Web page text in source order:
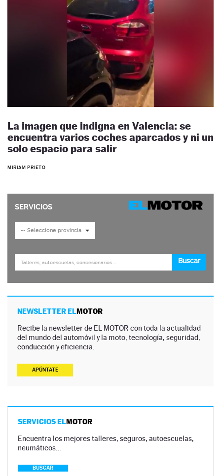
La imagen que indigna en Valencia: se
encuentra varios coches aparcados y ni un
solo espacio para salir
MIRIAM PRIETO
NEWSLETTER ELMOTOR
Recibe la newsletter de EL MOTOR con toda la actualidad
del mundo del automóvil y la moto, tecnología, seguridad,
conducción y eficiencia.
APÚNTATE
SERVICIOS ELMOTOR
Encuentra los mejores talleres, seguros, autoescuelas,
neumáticos…
BUSCAR